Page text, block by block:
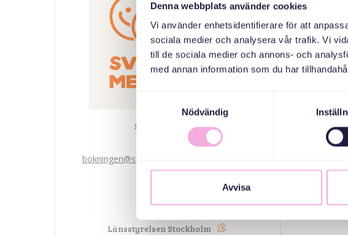
Denna webbplats använder cookies
Vi använder enhetsidentifierare för att
sociala medier och analysera vår trafik. Vi
till de sociala medier och annons- och
med annan information som du har
Nödvändig
Avvisa
Svenska med baby
Email
bokningen@svenskamedbaby.se
Länsstyrelsen Stockholm